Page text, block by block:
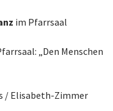
im Pfarrsaal
„Den Menschen
/ Elisabeth-Zimmer